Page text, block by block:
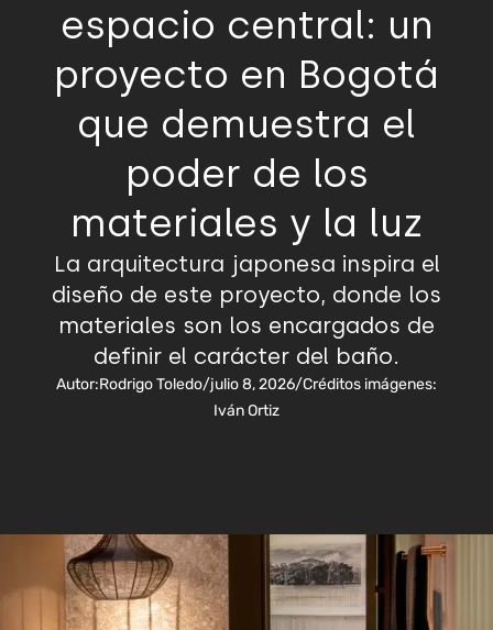
espacio central: un
proyecto en Bogotá
que demuestra el
poder de los
materiales y la luz
La arquitectura japonesa inspira el
diseño de este proyecto, donde los
materiales son los encargados de
definir el carácter del baño.
Autor:Rodrigo Toledo/julio 8, 2026/Créditos imágenes:
Iván Ortiz